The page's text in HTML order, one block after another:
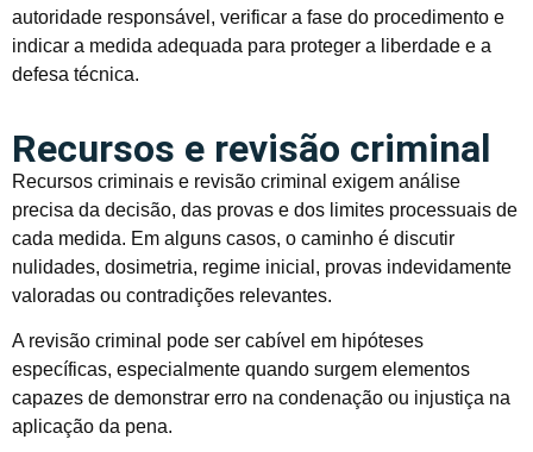
autoridade responsável, verificar a fase do procedimento e
indicar a medida adequada para proteger a liberdade e a
defesa técnica.
Recursos e revisão criminal
Recursos criminais e revisão criminal exigem análise
precisa da decisão, das provas e dos limites processuais de
cada medida. Em alguns casos, o caminho é discutir
nulidades, dosimetria, regime inicial, provas indevidamente
valoradas ou contradições relevantes.
A revisão criminal pode ser cabível em hipóteses
específicas, especialmente quando surgem elementos
capazes de demonstrar erro na condenação ou injustiça na
aplicação da pena.